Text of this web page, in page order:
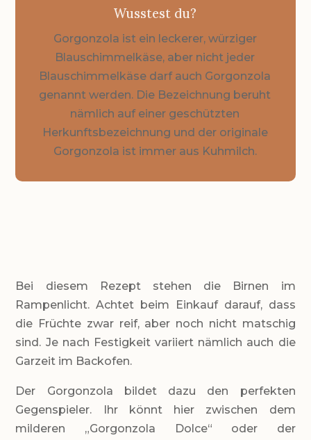
Wusstest du?
Gorgonzola ist ein leckerer, würziger
Blauschimmelkäse, aber nicht jeder
Blauschimmelkäse darf auch Gorgonzola
genannt werden. Die Bezeichnung beruht
nämlich auf einer geschützten
Herkunftsbezeichnung und der originale
Gorgonzola ist immer aus Kuhmilch.
Bei diesem Rezept stehen die Birnen im
Rampenlicht. Achtet beim Einkauf darauf, dass
die Früchte zwar reif, aber noch nicht matschig
sind. Je nach Festigkeit variiert nämlich auch die
Garzeit im Backofen.
Der Gorgonzola bildet dazu den perfekten
Gegenspieler. Ihr könnt hier zwischen dem
milderen „Gorgonzola Dolce“ oder der